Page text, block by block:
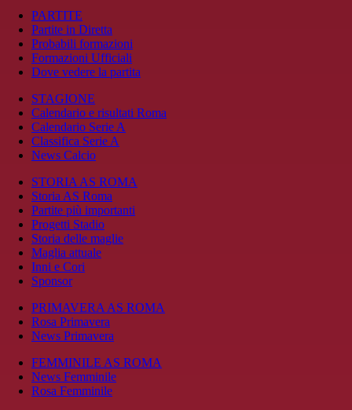
PARTITE
Partite in Diretta
Probabili formazioni
Formazioni Ufficiali
Dove vedere la partita
STAGIONE
Calendario e risultati Roma
Calendario Serie A
Classifica Serie A
News Calcio
STORIA AS ROMA
Storia AS Roma
Partite più importanti
Progetti Stadio
Storia delle maglie
Maglia attuale
Inni e Cori
Sponsor
PRIMAVERA AS ROMA
Rosa Primavera
News Primavera
FEMMINILE AS ROMA
News Femminile
Rosa Femminile